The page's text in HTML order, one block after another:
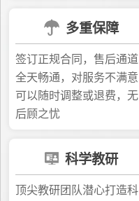
多重保障
签订正规合同，售后通道
全天畅通，对服务不满意
可以随时调整或退费，无
后顾之忧
科学教研
顶尖教研团队潜心打造科